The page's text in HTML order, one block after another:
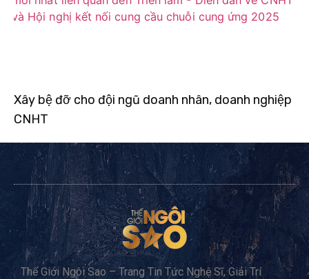
Xây bệ đỡ cho đội ngũ doanh nhân, doanh nghiệp
CNHT
Thế Giới Ngôi Sao – Trang Tin Tức Nghệ Sĩ, Giải Trí